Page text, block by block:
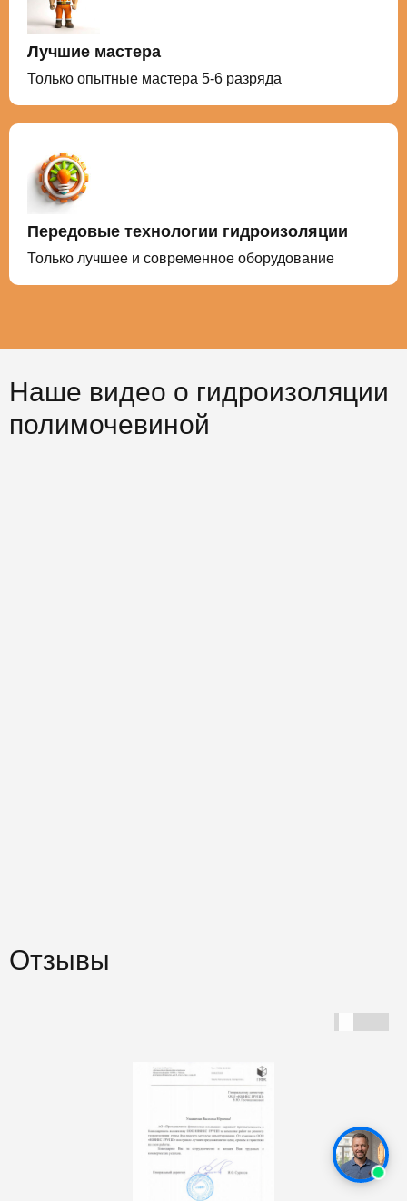
Лучшие мастера
Только опытные мастера 5-6 разряда
Передовые технологии гидроизоляции
Только лучшее и современное оборудование
Наше видео о гидроизоляции
полимочевиной
Отзывы